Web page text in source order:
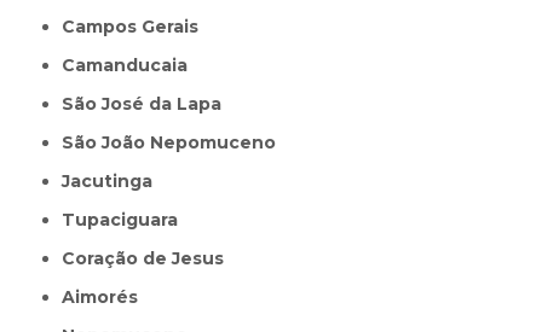
Campos Gerais
Camanducaia
São José da Lapa
São João Nepomuceno
Jacutinga
Tupaciguara
Coração de Jesus
Aimorés